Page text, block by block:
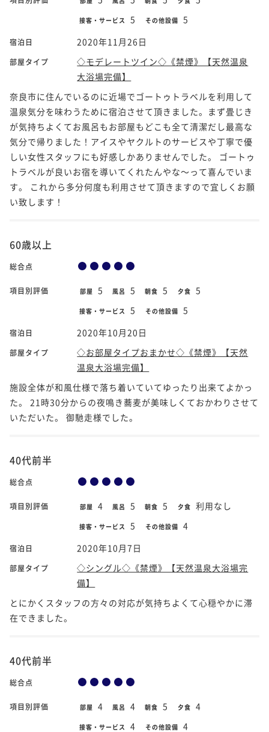
接客・サービス 5 その他設備 5
宿泊日 2020年11月26日
部屋タイプ
◇モデレートツイン◇《禁煙》【天然温泉
大浴場完備】
奈良市に住んでいるのに近場でゴートゥトラベルを利用して
温泉気分を味わうために宿泊させて頂きました。まず畳じき
が気持ちよくてお風呂もお部屋もどこも全て清潔だし最高な
気分で帰りました！アイスやヤクルトのサービスや丁寧で優
しい女性スタッフにも好感しかありませんでした。 ゴートゥ
トラベルが良いお宿を導いてくれたんやな～って喜んでいま
す。 これから多分何度も利用させて頂きますので宜しくお願
い致します！
60歳以上
総合点
項目別評価 部屋 5 風呂 5 朝食 5 夕食 5
接客・サービス 5 その他設備 5
宿泊日 2020年10月20日
部屋タイプ
◇お部屋タイプおまかせ◇《禁煙》【天然
温泉大浴場完備】
施設全体が和風仕様で落ち着いていてゆったり出来てよかっ
た。 21時30分からの夜鳴き蕎麦が美味しくておかわりさせて
いただいた。 御馳走様でした。
40代前半
総合点
項目別評価 部屋 4 風呂 5 朝食 5 夕食 利用なし
接客・サービス 5 その他設備 4
宿泊日 2020年10月7日
部屋タイプ
◇シングル◇《禁煙》【天然温泉大浴場完
備】
とにかくスタッフの方々の対応が気持ちよくて心穏やかに滞
在できました。
40代前半
総合点
項目別評価 部屋 4 風呂 4 朝食 5 夕食 4
接客・サービス 4 その他設備 4